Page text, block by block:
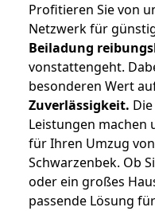
Profitieren Sie von
Netzwerk für
Beiladung
vonstattengeht.
besonderen Wert
Zuverlässigkeit.
Leistungen machen
für Ihren Umzug
Schwarzenbek. Ob
oder ein großes
passende Lösung